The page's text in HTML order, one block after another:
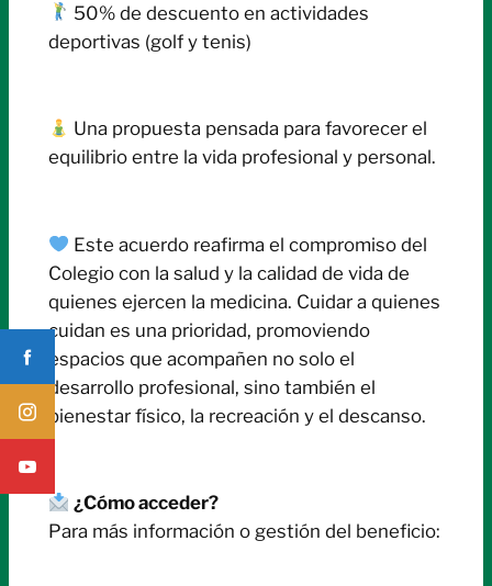
50% de descuento en actividades
deportivas (golf y tenis)
Una propuesta pensada para favorecer el
equilibrio entre la vida profesional y personal.
Este acuerdo reafirma el compromiso del
Colegio con la salud y la calidad de vida de
quienes ejercen la medicina. Cuidar a quienes
cuidan es una prioridad, promoviendo
espacios que acompañen no solo el
desarrollo profesional, sino también el
bienestar físico, la recreación y el descanso.
¿Cómo acceder?
Para más información o gestión del beneficio: